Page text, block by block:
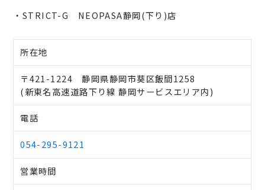
・STRICT-G NEOPASA静岡(下り)店
所在地
〒421-1224 静岡県静岡市葵区飯間1258
(新東名高速道路下り線 静岡サービスエリア内)
電話
054-295-9121
営業時間